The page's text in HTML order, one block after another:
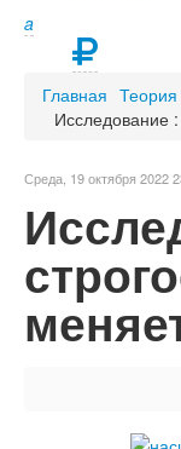
a
Главная Теория
Исследование
Среда, 19 октября 2022